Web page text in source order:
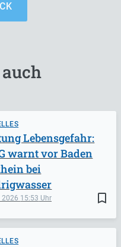
bookmark_border
2026 15:53
Lebensgefahr:
warnt vor Baden
bei